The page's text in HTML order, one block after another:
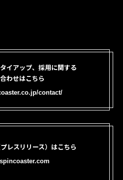
イアップ、採用に関する
わせはこちら
contact/
レスリリース）はこちら